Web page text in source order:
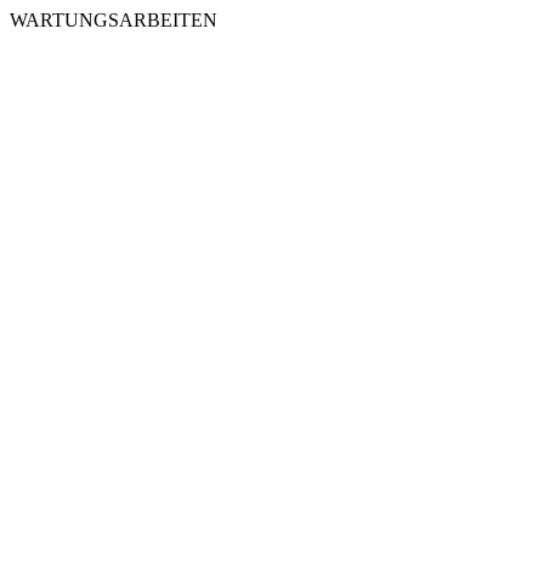
WARTUNGSARBEITEN